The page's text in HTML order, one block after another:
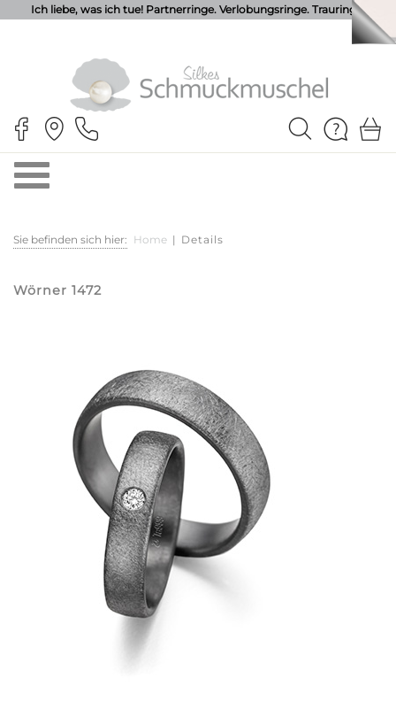
Ich liebe, was ich tue! Partnerringe. Verlobungsringe. Trauringe.
Sie befinden sich hier: Home | Details
Wörner 1472